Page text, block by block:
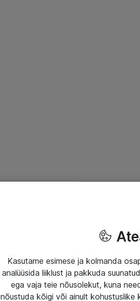
Kasutame esimese ja kolmanda
analüüsida liiklust ja pakkuda
ega vaja teie nõusolekut, kuna
nõustuda kõigi või ainult kohustuslike